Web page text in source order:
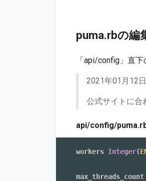
puma.rbの編
「api/config」直下
2021年01月12日
公式サイトに合
api/config/
workers Integer(
max_threads_count